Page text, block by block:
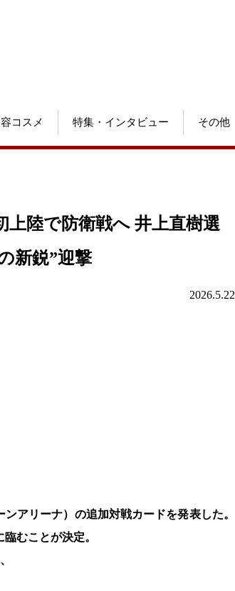
コスメ 特集・インタビュー その他
陸で防衛戦へ 井上直樹選
新鋭”迎撃
2026.5.22
アリーナ）の追加対戦カードを発表した。
むことが決定。